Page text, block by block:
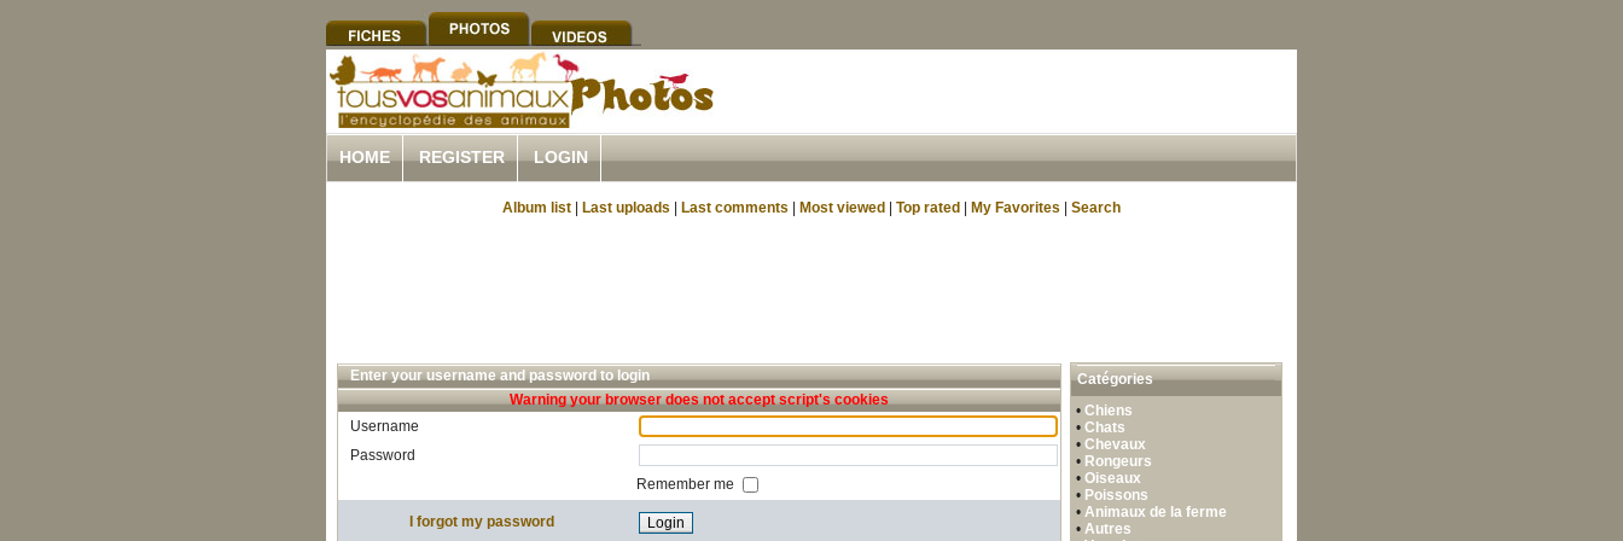
HOME REGISTER LOGIN
Album list Last uploads Last comments Most viewed Top rated My Favorites Search
Enter your username and password to login
Warning your browser does not accept script's cookies
Username
Password
Remember me
I forgot my password
Catégories
•Chiens
•Chats
•Chevaux
• Rongeurs
•Oiseaux
• Poissons
• Animaux de la ferme
• Autres